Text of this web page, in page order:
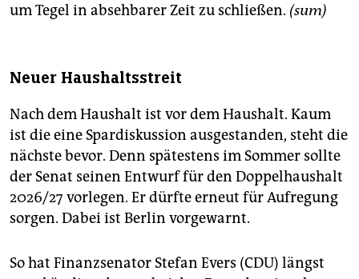
um Tegel in absehbarer Zeit zu schließen. (sum)
Neuer Haushaltsstreit
Nach dem Haushalt ist vor dem Haushalt. Kaum
ist die eine Spardiskussion ausgestanden, steht die
nächste bevor. Denn spätestens im Sommer sollte
der Senat seinen Entwurf für den Doppelhaushalt
2026/27 vorlegen. Er dürfte erneut für Aufregung
sorgen. Dabei ist Berlin vorgewarnt.
So hat Finanzsenator Stefan Evers (CDU) längst